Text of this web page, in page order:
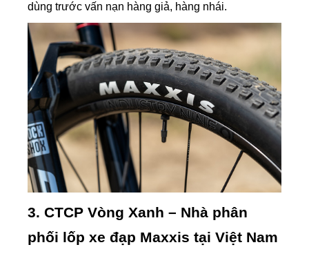
dùng trước vấn nạn hàng giả, hàng nhái.
3. CTCP Vòng Xanh – Nhà phân
phối lốp xe đạp Maxxis tại Việt Nam